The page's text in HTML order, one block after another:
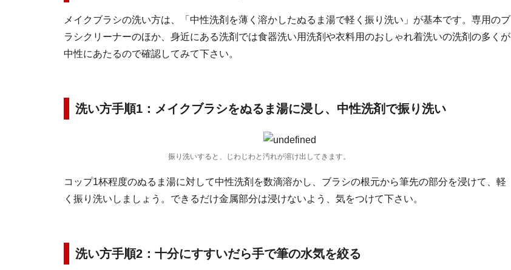
メイクブラシの洗い方は、「中性洗剤を薄く溶かしたぬるま湯で軽く振り洗い」が基本です。専用のブ
ラシクリーナーのほか、身近にある洗剤では食器洗い用洗剤や衣料用のおしゃれ着洗いの洗剤の多くが
中性にあたるので確認してみて下さい。
洗い方手順1：メイクブラシをぬるま湯に浸し、中性洗剤で振り洗い
振り洗いすると、じわじわと汚れが溶け出してきます。
コップ1杯程度のぬるま湯に対して中性洗剤を数滴溶かし、ブラシの根元から筆先の部分を浸けて、軽
く振り洗いしましょう。できるだけ金属部分は浸けないよう、気をつけて下さい。
洗い方手順2：十分にすすいだら手で筆の水気を絞る